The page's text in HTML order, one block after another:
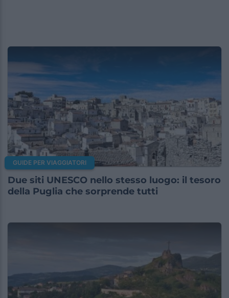
GUIDE PER VIAGGIATORI
Due siti UNESCO nello stesso luogo: il tesoro
della Puglia che sorprende tutti